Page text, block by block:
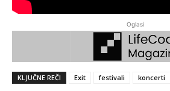
Oglasi
KLJUČNE REČI Exit festivali koncerti